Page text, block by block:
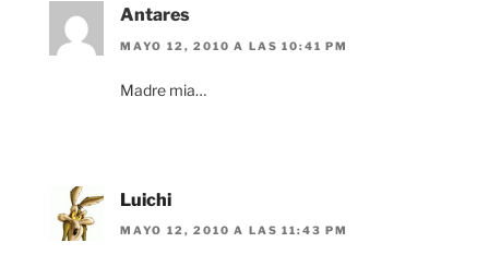
Antares
MAYO 12, 2010 A LAS 10:41 PM
Madre mia…
Luichi
MAYO 12, 2010 A LAS 11:43 PM